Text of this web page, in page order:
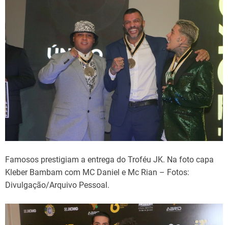
Famosos prestigiam a entrega do Troféu JK. Na foto capa
Kleber Bambam com MC Daniel e Mc Rian – Fotos:
Divulgação/Arquivo Pessoal.